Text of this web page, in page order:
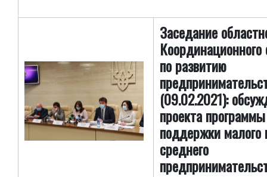
Заседание
Координационного
по развитию
(09.02.2021):
проекта программы
поддержки малого
среднего